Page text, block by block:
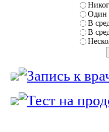
Один
В
В